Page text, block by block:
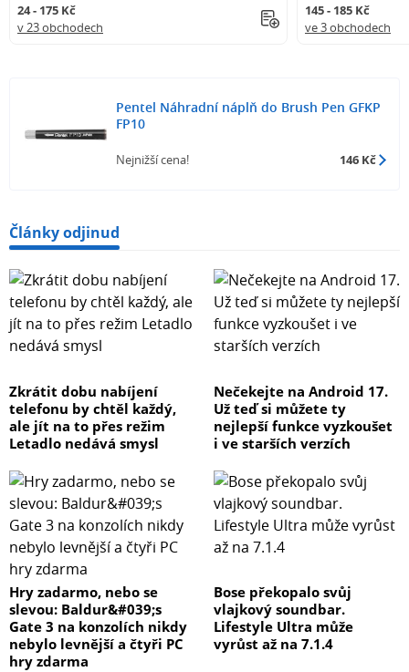
24 - 175 Kč
v 23 obchodech
145 - 185 Kč
ve 3 obchodech
Pentel Náhradní náplň do Brush Pen GFKP
FP10
Nejnižší cena! 146 Kč
Články odjinud
Zkrátit dobu nabíjení
telefonu by chtěl každý,
ale jít na to přes režim
Letadlo nedává smysl
Nečekejte na Android 17.
Už teď si můžete ty
nejlepší funkce vyzkoušet
i ve starších verzích
Hry zadarmo, nebo se
slevou: Baldur&#039;s
Gate 3 na konzolích nikdy
nebylo levnější a čtyři PC
hry zdarma
Bose překopalo svůj
vlajkový soundbar.
Lifestyle Ultra může
vyrůst až na 7.1.4